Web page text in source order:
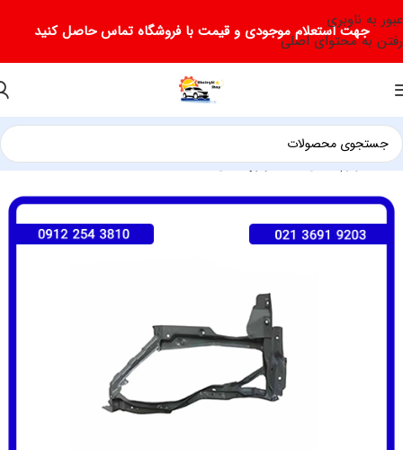
عبور به ناوبری
رفتن به محتوای اصلی
جهت استعلام موجودی و قیمت با فروشگاه تماس حاصل کنید
خانه لوازم یدکی جک لوازم یدکی جک J5